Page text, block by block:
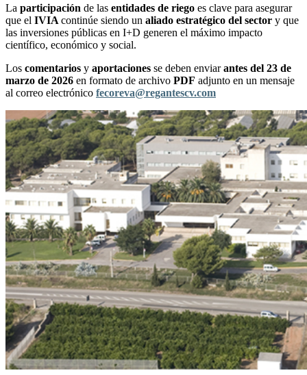
La participación de las entidades de riego es clave para asegurar
que el IVIA continúe siendo un aliado estratégico del sector y que
las inversiones públicas en I+D generen el máximo impacto
científico, económico y social.
Los comentarios y aportaciones se deben enviarantes del 23 de
marzo de 2026 en formato de archivo PDF adjunto en un mensaje
al correo electrónico fecoreva@regantescv.com